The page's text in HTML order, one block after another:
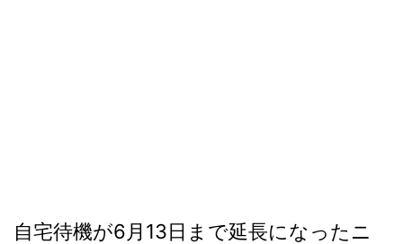
自宅待機が6月13日まで延長になったニ